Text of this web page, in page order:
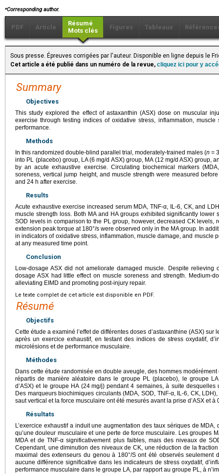
⁎Corresponding author.
PDF Article
Résumé
Mots clés
Figures Tableaux
Sous presse. Épreuves corrigées par l'auteur. Disponible en ligne depuis le
Cet article a été publié dans un numéro de la revue, cliquez ici pour y
Summary
Objectives
This study explored the effect of astaxanthin (ASX) dose on muscular
exercise through testing indices of oxidative stress, inflammation,
performance.
Methods
In this randomized double-blind parallel trial, moderately-trained males (n =
into PL (placebo) group, LA (6 mg/d ASX) group, MA (12 mg/d ASX) group,
by an acute exhaustive exercise. Circulating biochemical markers
soreness, vertical jump height, and muscle strength were measured
and 24 h after exercise.
Results
Acute exhaustive exercise increased serum MDA, TNF-α, IL-6, CK, and
muscle strength loss. Both MA and HA groups exhibited significantly lower
SOD levels in comparison to the PL group, however, decreased CK levels,
extension peak torque at 180°/s were observed only in the MA group. In
in indicators of oxidative stress, inflammation, muscle damage, and muscle
at any measured time point.
Conclusion
Low-dosage ASX did not ameliorate damaged muscle. Despite relieving
dosage ASX had little effect on muscle soreness and strength. Medium-
alleviating EIMD and promoting post-injury repair.
Le texte complet de cet article est disponible en PDF.
Résumé
Objectifs
Cette étude a examiné l’effet de différentes doses d’astaxanthine (ASX)
après un exercice exhaustif, en testant des indices de stress oxydatif,
microlésions et de performance musculaire.
Méthodes
Dans cette étude randomisée en double aveugle, des hommes modérément
répartis de manière aléatoire dans le groupe PL (placebo), le groupe
d’ASX) et le groupe HA (24 mg/j) pendant 4 semaines, à suite desquelles
Des marqueurs biochimiques circulants (MDA, SOD, TNF-α, IL-6, CK,
saut vertical et la force musculaire ont été mesurés avant la prise d’ASX et à
Résultats
L’exercice exhaustif a induit une augmentation des taux sériques de
qu’une douleur musculaire et une perte de force musculaire. Les groupes
MDA et de TNF-α significativement plus faibles, mais des niveaux de
Cependant, une diminution des niveaux de CK, une réduction de la
maximal des extenseurs du genou à 180°/S ont été observés seulement
aucune différence significative dans les indicateurs de stress oxydatif,
performance musculaire dans le groupe LA, par rapport au groupe PL, à